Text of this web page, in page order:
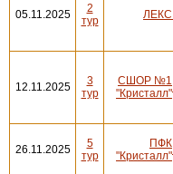
05.11.2025
2
тур
ЛЕКС
12.11.2025
3
тур
СШОР №1
"Кристалл"
26.11.2025
5
тур
ПФК
"Кристалл"